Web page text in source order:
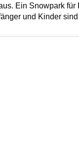
Ein Snowpark für
und Kinder